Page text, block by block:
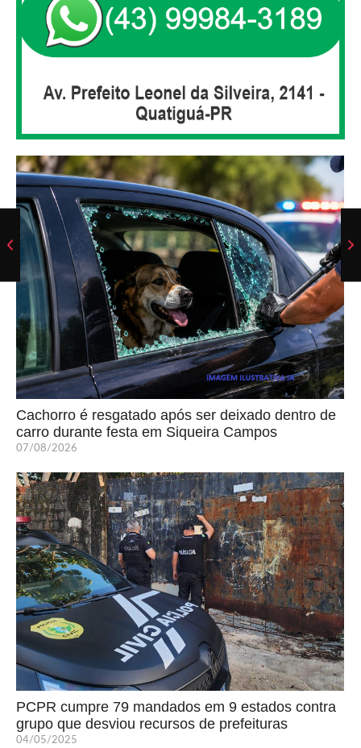
Cachorro é resgatado após ser deixado dentro de
carro durante festa em Siqueira Campos
07/08/2026
PCPR cumpre 79 mandados em 9 estados contra
grupo que desviou recursos de prefeituras
04/05/2025